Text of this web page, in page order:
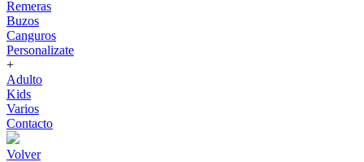
Remeras
Buzos
Canguros
Personalizate
+
Adulto
Kids
Varios
Contacto
Volver